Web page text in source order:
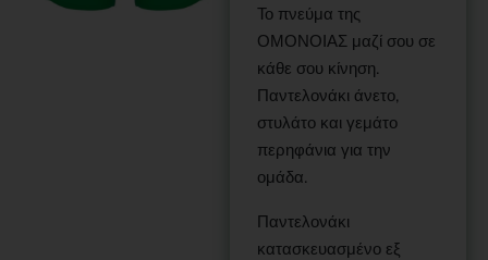
Το πνεύμα της
ΟΜΟΝΟΙΑΣ μαζί σου σε
κάθε σου κίνηση.
Παντελονάκι άνετο,
στυλάτο και γεμάτο
περηφάνια για την
ομάδα.
Παντελονάκι
κατασκευασμένο εξ